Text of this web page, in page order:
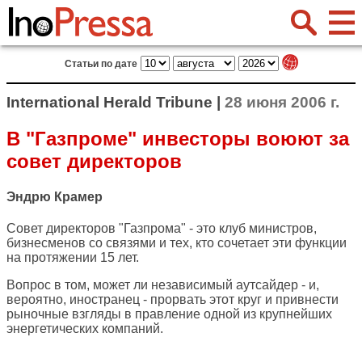
Статьи по дате
International Herald Tribune | 28 июня 2006 г.
В "Газпроме" инвесторы воюют за
совет директоров
Эндрю Крамер
Совет директоров "Газпрома" - это клуб министров,
бизнесменов со связями и тех, кто сочетает эти функции
на протяжении 15 лет.
Вопрос в том, может ли независимый аутсайдер - и,
вероятно, иностранец - прорвать этот круг и привнести
рыночные взгляды в правление одной из крупнейших
энергетических компаний.